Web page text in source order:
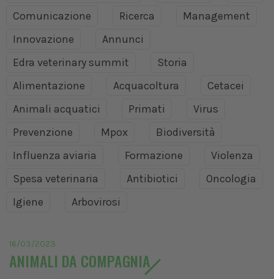
Comunicazione
Ricerca
Management
Innovazione
Annunci
Edra veterinary summit
Storia
Alimentazione
Acquacoltura
Cetacei
Animali acquatici
Primati
Virus
Prevenzione
Mpox
Biodiversità
Influenza aviaria
Formazione
Violenza
Spesa veterinaria
Antibiotici
Oncologia
Igiene
Arbovirosi
16/03/2023
ANIMALI DA COMPAGNIA